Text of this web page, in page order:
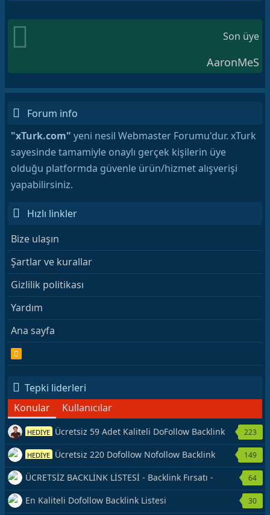
Son üye
AaronMeS
Forum info
"xTurk.com" yeni nesil Webmaster Forumu'dur. xTurk
sayesinde tamamiyle onaylı gerçek kişilerin üye
olduğu platformda güvenle ürün/hizmet alışverişi
yapabilirsiniz.
Hızlı linkler
Bize ulaşın
Şartlar ve kurallar
Gizlilik politikası
Yardım
Ana sayfa
S
Tepki liderleri
Konular
Kullanıcılar
HEDİYE Ücretsiz 59 Adet Kaliteli DoFollow Backlink
Kaynağı Veriyorum.
223
HEDİYE Ücretsiz 220 Dofollow Nofollow Backlink
Veriyorum
149
ÜCRETSİZ BACKLİNK LİSTESİ - Backlink Fırsatı -
Hemen Yetiş!
64
En Kaliteli Dofollow Backlink Listesi 30